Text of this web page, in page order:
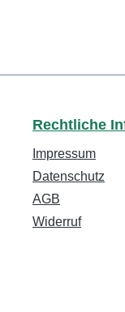
Rechtliche
Impressum
Datenschutz
AGB
Widerruf